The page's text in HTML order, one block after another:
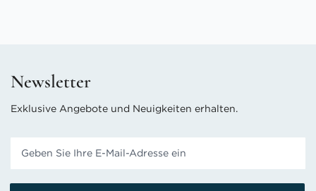
Newsletter
Exklusive Angebote und Neuigkeiten erhalten.